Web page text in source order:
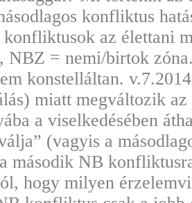
konfliktus
konfliktusok az élettani
NBZ = nemi/birtok
konstelláltan.
miatt megváltozik
a viselkedésében
(vagyis a
második NB
hogy milyen